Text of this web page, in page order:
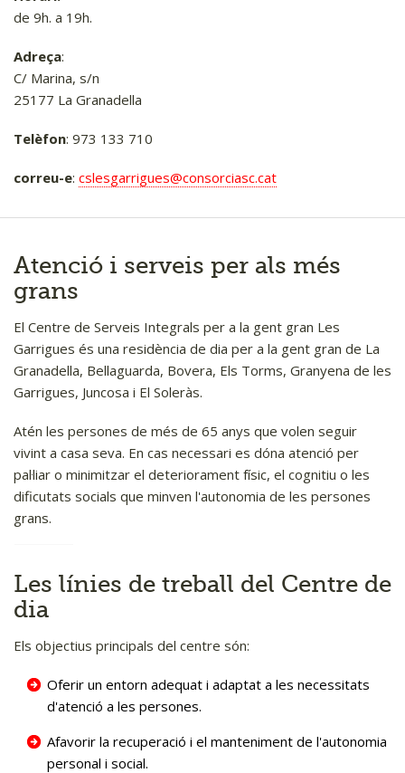
Gestió de l'aigua
Registre Civil
Porta a porta
Serveis esportius
Tràmits
Promoció econòmica
de 9h. a 19h.
Adreça:
C/ Marina, s/n
25177 La Granadella
Telèfon: 973 133 710
correu-e: cslesgarrigues@consorciasc.cat
Atenció i serveis per als més
grans
El Centre de Serveis Integrals per a la gent gran Les
Garrigues és una residència de dia per a la gent gran de La
Granadella, Bellaguarda, Bovera, Els Torms, Granyena de les
Garrigues, Juncosa i El Soleràs.
Atén les persones de més de 65 anys que volen seguir
vivint a casa seva. En cas necessari es dóna atenció per
pal·liar o minimitzar el deteriorament físic, el cognitiu o les
dificutats socials que minven l'autonomia de les persones
grans.
Les línies de treball del Centre de
dia
Els objectius principals del centre són:
Oferir un entorn adequat i adaptat a les necessitats
d'atenció a les persones.
Afavorir la recuperació i el manteniment de l'autonomia
personal i social.